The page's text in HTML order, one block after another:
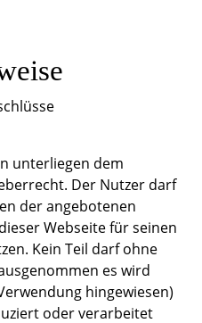
unterliegen dem
Der Nutzer darf
der angebotenen
Webseite für seinen
Kein Teil darf ohne
es wird
hingewiesen)
oder verarbeitet